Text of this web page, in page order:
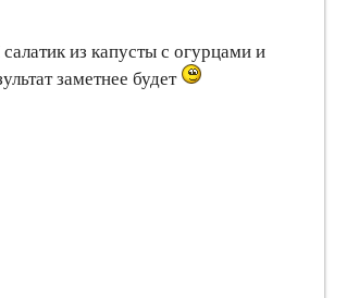
из капусты с огурцами и
заметнее будет